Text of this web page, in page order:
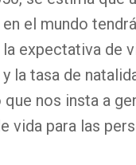
el mundo
la expectativa de
la tasa de
nos insta a
vida para las